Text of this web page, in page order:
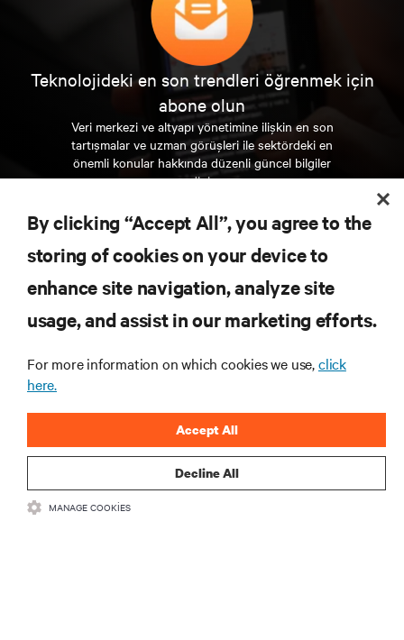
Teknolojideki en son trendleri öğrenmek için
abone olun
Veri merkezi ve altyapı yönetimine ilişkin en son
tartışmalar ve uzman görüşleri ile sektördeki en
önemli konular hakkında düzenli güncel bilgiler
edinin.
ŞİMDİ KAYDOLUN
KAYNAKLAR
KURUMSAL
BIZIMLE ILETIŞIME GEÇIN
By clicking “Accept All”, you agree to the
storing of cookies on your device to
enhance site navigation, analyze site
usage, and assist in our marketing efforts.
For more information on which cookies we use,click
here.
Decline All
Accept All
MANAGE COOKIES